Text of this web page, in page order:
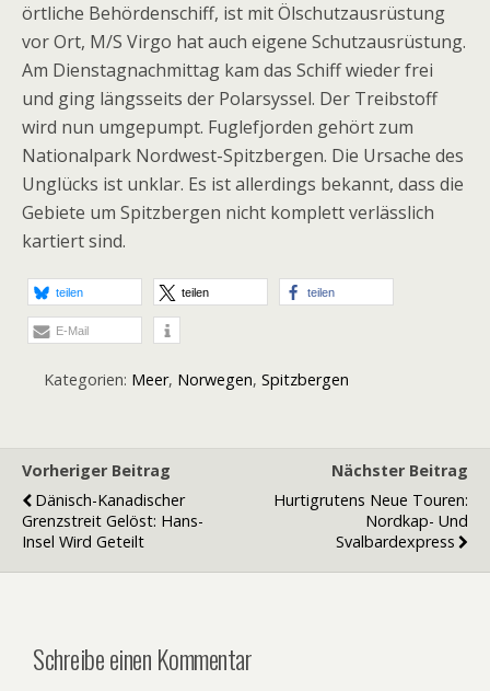
örtliche Behördenschiff, ist mit Ölschutzausrüstung
vor Ort, M/S Virgo hat auch eigene Schutzausrüstung.
Am Dienstagnachmittag kam das Schiff wieder frei
und ging längsseits der Polarsyssel. Der Treibstoff
wird nun umgepumpt. Fuglefjorden gehört zum
Nationalpark Nordwest-Spitzbergen. Die Ursache des
Unglücks ist unklar. Es ist allerdings bekannt, dass die
Gebiete um Spitzbergen nicht komplett verlässlich
kartiert sind.
teilen teilen teilen
E-Mail
Kategorien: Meer, Norwegen, Spitzbergen
Vorheriger Beitrag
Dänisch-Kanadischer
Grenzstreit Gelöst: Hans-
Insel Wird Geteilt
Nächster Beitrag
Hurtigrutens Neue Touren:
Nordkap- Und
Svalbardexpress
Schreibe einen Kommentar